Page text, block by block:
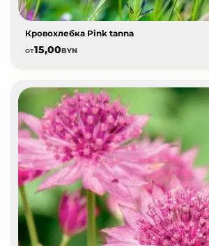
Кровохлебка Pink tanna
от15,00BYN